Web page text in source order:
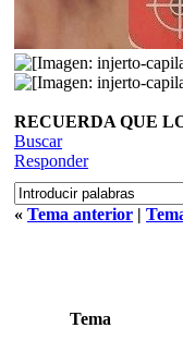
RECUERDA QUE
Buscar
Responder
« Tema anterior |
Tema